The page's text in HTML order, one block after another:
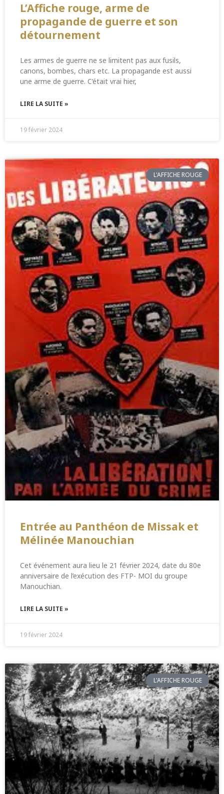
L’Affiche rouge, arme de
propagande de guerre et son
détournement
Les armes de guerre ne se limitent pas aux fusils,
canons, bombes, chars etc. La propagande est aussi
une arme de guerre. C’était vrai hier,
LIRE LA SUITE »
19 février 2024
L'AFFICHE ROUGE
Entrée au Panthéon de Missak et
Mélinée Manouchian
Cet événement aura lieu le 21 février 2024, date du 80e
anniversaire de l’exécution des FTP- MOI du groupe
Manouchian.
LIRE LA SUITE »
19 février 2024
L'AFFICHE ROUGE